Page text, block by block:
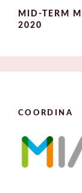
MID-TERM
2020
COORDINA